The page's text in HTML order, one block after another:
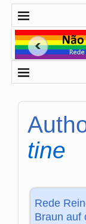
tine
Rede
Braun auf